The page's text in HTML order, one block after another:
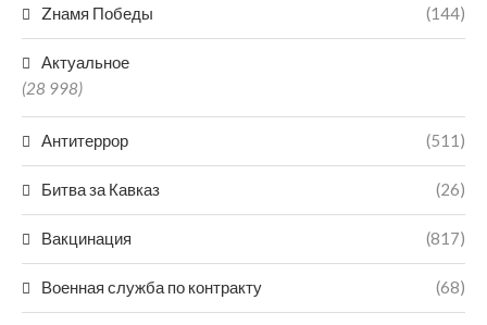
Zнамя Победы (144)
Актуальное
(28 998)
Антитеррор (511)
Битва за Кавказ (26)
Вакцинация (817)
Военная служба по контракту (68)